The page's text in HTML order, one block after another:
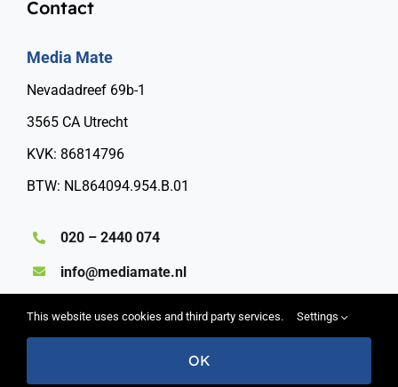
Contact
Media Mate
Nevadadreef 69b-1
3565 CA Utrecht
KVK: 86814796
BTW: NL864094.954.B.01
020 – 2440 074
info@mediamate.nl
This website uses cookies and third party services. Settings
OK